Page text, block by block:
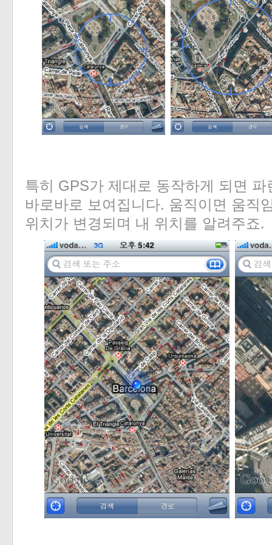
특히 GPS가 제대로 동작하게 되면
바로바로 보여집니다. 움직이면 움직
위치가 변경되며 내 위치를 알려주죠.